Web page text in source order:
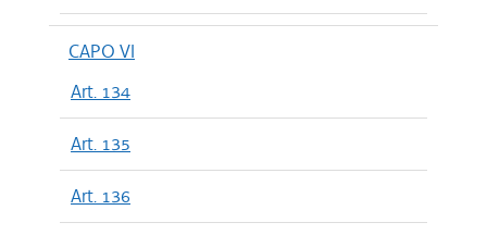
CAPO VI
Art. 134
Art. 135
Art. 136